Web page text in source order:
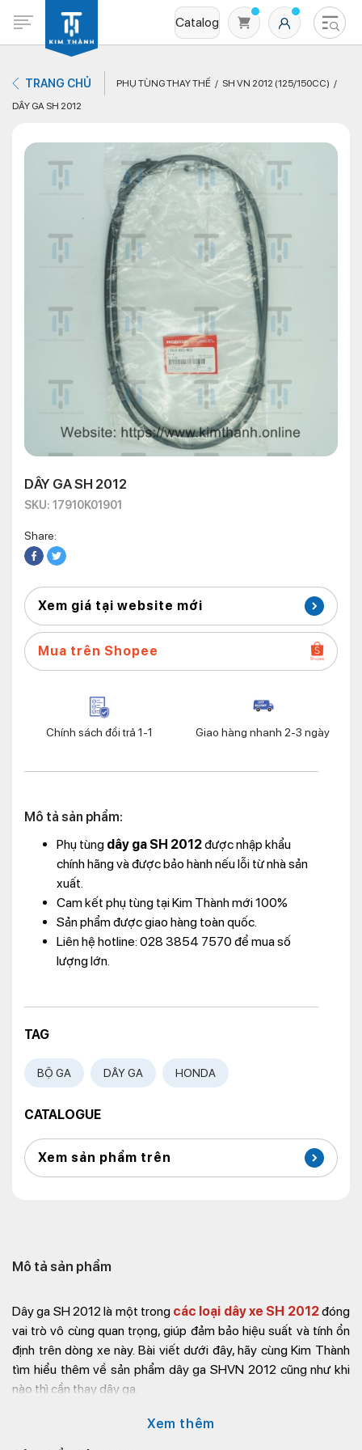
Catalog
Không có sản phẩm nào trong giỏ hàng
TRANG CHỦ PHỤ TÙNG THAY THẾ
SH VN 2012 (125/150CC)
DÂY GA SH 2012
DÂY GA SH 2012
SKU: 17910K01901
Share:
Xem giá tại website mới
Mua trên Shopee
Chính sách đổi trả 1-1 Giao hàng nhanh 2-3 ngày
Mô tả sản phẩm:
Phụ tùng dây ga SH 2012được nhập khẩu
chính hãng và được bảo hành nếu lỗi từ nhà sản
xuất.
Cam kết phụ tùng tại Kim Thành mới 100%
Sản phẩm được giao hàng toàn quốc.
Liên hệ hotline: 028 3854 7570 để mua số
lượng lớn.
TAG
BỘ GA DÂY GA HONDA
CATALOGUE
Xem sản phẩm trên
Mô tả sản phẩm
Dây ga SH 2012 là một trong các loại dây xe SH 2012đóng
vai trò vô cùng quan trọng, giúp đảm bảo hiệu suất và tính ổn
định trên dòng xe này. Bài viết dưới đây, hãy cùng Kim Thành
tìm hiểu thêm về sản phẩm dây ga SHVN 2012 cũng như khi
nào thì cần thay dây ga.
Thông tin dây ga SH 2012
Xem thêm